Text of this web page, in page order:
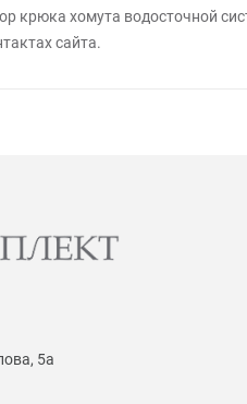
крюка хомута водосточной
сайта.
5а